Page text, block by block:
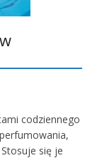
codziennego
się je